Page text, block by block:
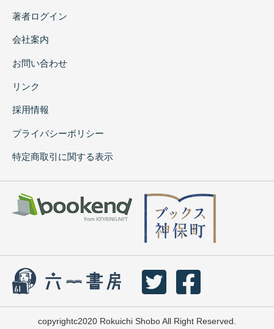
著者ログイン
会社案内
お問い合わせ
リンク
採用情報
プライバシーポリシー
特定商取引に関する表示
copyrightc2020 Rokuichi Shobo All Right Reserved.